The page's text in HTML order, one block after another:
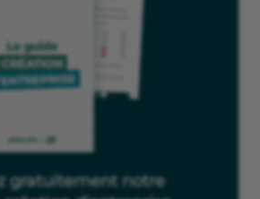
gratuitement notre